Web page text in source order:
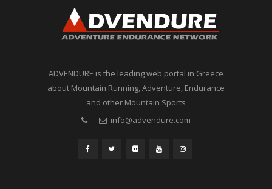
ADVENDURE is the leading web portal in Greece
about Mountain Running, Adventure, Endurance
and other Mountain Sports
info@advendure.com